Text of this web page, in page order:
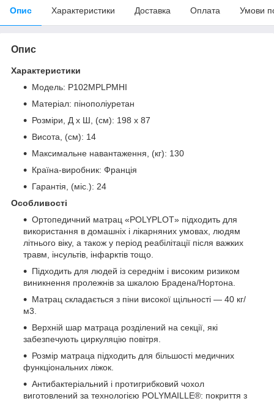
Опис Характеристики Доставка Оплата Умови
Опис
Характеристики
Модель: P102MPLPMHI
Матеріал: пінополіуретан
Розміри, Д х Ш, (см): 198 х 87
Висота, (см): 14
Максимальне навантаження, (кг): 130
Країна-виробник: Франція
Гарантія, (міс.): 24
Особливості
Ортопедичний матрац «POLYPLOT» підходить для
використання в домашніх і лікарняних умовах, людям
літнього віку, а також у період реабілітації після важких
травм, інсультів, інфарктів тощо.
Підходить для людей із середнім і високим ризиком
виникнення пролежнів за шкалою Брадена/Нортона.
Матрац складається з піни високої щільності ― 40 кг/
м3
Верхній шар матраца розділений на секції, які
забезпечують циркуляцію повітря.
Розмір матраца підходить для більшості медичних
функціональних ліжок.
Антибактеріальний і протигрибковий чохол
виготовлений за технологією POLYMAILLE®: покриття з